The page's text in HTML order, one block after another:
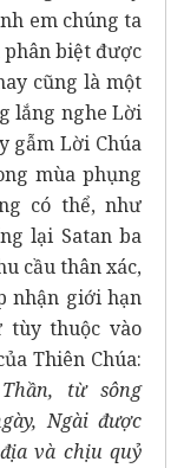
em chúng ta
biệt được
cũng là một
lắng nghe Lời
gẫm Lời Chúa
mùa phụng
có thể, như
lại Satan ba
cầu thân xác,
nhận giới hạn
tùy thuộc vào
Thiên Chúa:
từ sông
Ngài được
và chịu quỷ